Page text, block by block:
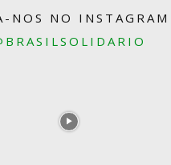
NOS NO INSTAGRAM